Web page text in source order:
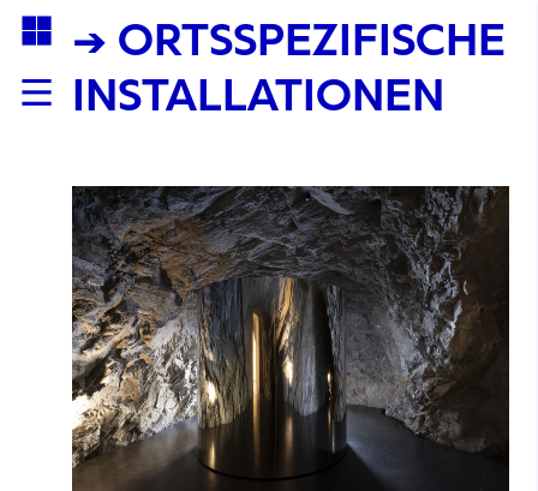
→ ORTSSPEZIFISCHE
INSTALLATIONEN